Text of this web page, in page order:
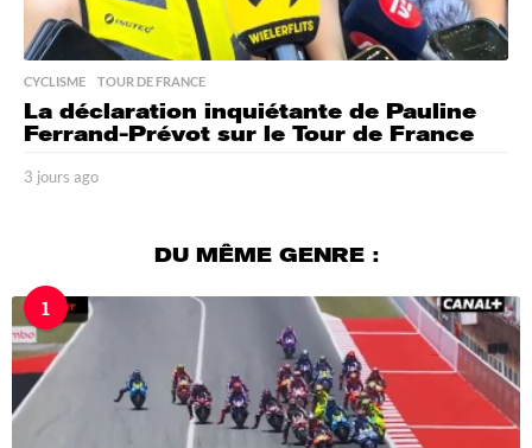
CYCLISME ,TOUR DE FRANCE
La déclaration inquiétante de Pauline
Ferrand-Prévot sur le Tour de France
3 jours ago
DU MÊME GENRE :
1